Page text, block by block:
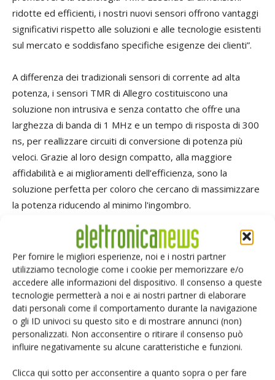
Per fornire le migliori esperienze, noi e i nostri partner
utilizziamo tecnologie come i cookie per memorizzare e/o
accedere alle informazioni del dispositivo. Il consenso a queste
tecnologie permetterà a noi e ai nostri partner di elaborare
dati personali come il comportamento durante la navigazione
o gli ID univoci su questo sito e di mostrare annunci (non)
personalizzati. Non acconsentire o ritirare il consenso può
influire negativamente su alcune caratteristiche e funzioni.
Clicca qui sotto per acconsentire a quanto sopra o per fare
ridotte ed efficienti, i nostri nuovi sensori offrono vantaggi
significativi rispetto alle soluzioni e alle tecnologie esistenti
sul mercato e soddisfano specifiche esigenze dei clienti”.
A differenza dei tradizionali sensori di corrente ad alta
potenza, i sensori TMR di Allegro costituiscono una
soluzione non intrusiva e senza contatto che offre una
larghezza di banda di 1 MHz e un tempo di risposta di 300
ns, per reallizzare circuiti di conversione di potenza più
veloci. Grazie al loro design compatto, alla maggiore
affidabilità e ai miglioramenti dell’efficienza, sono la
soluzione perfetta per coloro che cercano di massimizzare
la potenza riducendo al minimo l'ingombro.
Vantaggi dei nuovi sensoriXtremeSense TMR
CT455 e CT456
L'intervallo di campo magnetico preimpostato di ±6 mT
supporta le misure di correnti elevate
Il basso livello di rumore migliora la sensibilità di misura
Sono ottimizzati per rapidi cambiamenti di tensione nel